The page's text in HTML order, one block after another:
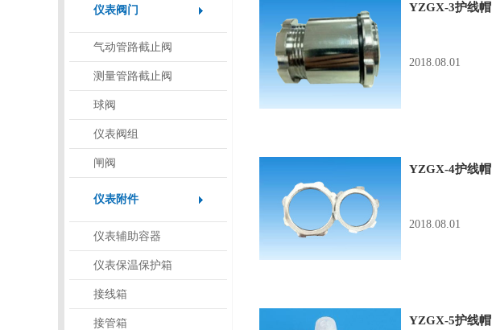
仪表阀门
气动管路截止阀
测量管路截止阀
球阀
仪表阀组
闸阀
仪表附件
仪表辅助容器
仪表保温保护箱
接线箱
接管箱
YZGX-3护线帽
2018.08.01
YZGX-4护线帽
2018.08.01
YZGX-5护线帽